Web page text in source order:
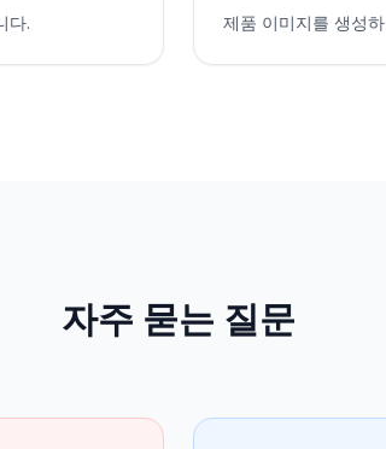
다. 제품 이미지를 생성
자주 묻는 질문